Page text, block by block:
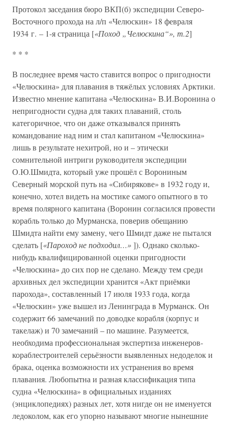
Протокол заседания бюро ВКП(б) экспедиции Северо-
Восточного прохода на л/п «Челюскин» 18 февраля
1934 г. – 1-я страница [«Поход „Челюскина“», т.2]
* * *
В последнее время часто ставится вопрос о пригодности
«Челюскина» для плавания в тяжёлых условиях Арктики.
Известно мнение капитана «Челюскина» В.И.Воронина о
непригодности судна для таких плаваний, столь
категоричное, что он даже отказывался принять
командование над ним и стал капитаном «Челюскина»
лишь в результате нехитрой, но и – этически
сомнительной интриги руководителя экспедиции
О.Ю.Шмидта, который уже прошёл с Ворониным
Северный морской путь на «Сибирякове» в 1932 году и,
конечно, хотел видеть на мостике самого опытного в то
время полярного капитана (Воронин согласился провести
корабль только до Мурманска, поверив обещанию
Шмидта найти ему замену, чего Шмидт даже не пытался
сделать [«Пароход не подходил…»]). Однако сколько-
нибудь квалифицированной оценки пригодности
«Челюскина» до сих пор не сделано. Между тем среди
архивных дел экспедиции хранится «Акт приёмки
парохода», составленный 17 июля 1933 года, когда
«Челюскин» уже вышел из Ленинграда в Мурманск. Он
содержит 66 замечаний по доводке корабля (корпус и
такелаж) и 70 замечаний – по машине. Разумеется,
необходима профессиональная экспертиза инженеров-
кораблестроителей серьёзности выявленных недоделок и
брака, оценка возможности их устранения во время
плавания. Любопытна и разная классификация типа
судна «Челюскина» в официальных изданиях
(энциклопедиях) разных лет, хотя нигде он не именуется
ледоколом, как его упорно называют многие нынешние